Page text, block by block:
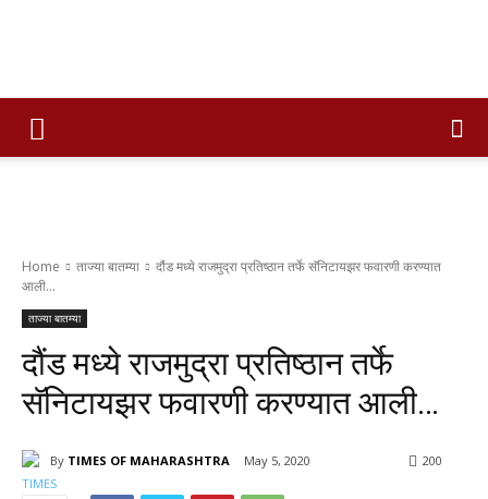
Times
Home ताज्या बातम्या
दौंड मध्ये राजमुद्रा प्रतिष्ठान तर्फे सॅनिटायझर फवारणी करण्यात
आली...
ताज्या बातम्या
दौंड मध्ये राजमुद्रा प्रतिष्ठान तर्फे
सॅनिटायझर फवारणी करण्यात आली…
By TIMES OF MAHARASHTRA May 5, 2020 200